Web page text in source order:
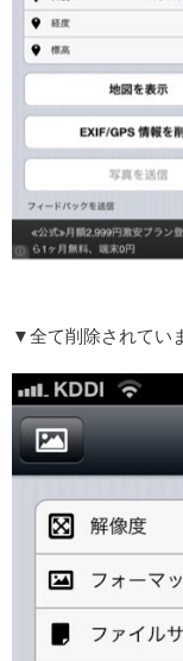
▼全て削除されてい